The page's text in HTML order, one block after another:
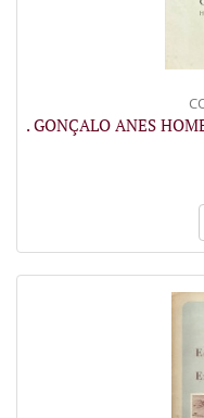
. GONÇALO ANES